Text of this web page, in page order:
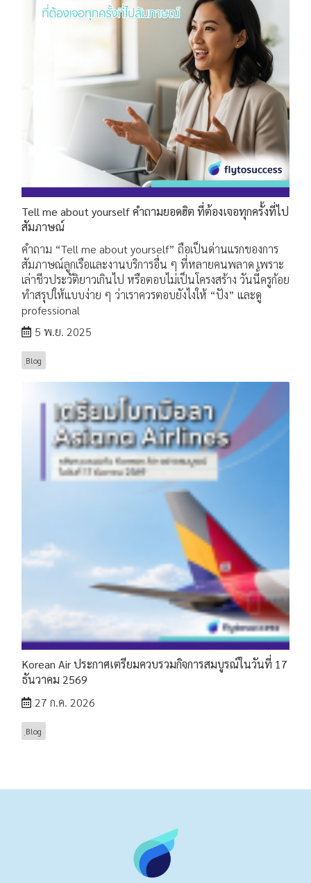
Tell me about yourself คำถามยอดฮิต ที่ต้องเจอทุกครั้งที่ไป
สัมภาษณ์
คำถาม “Tell me about yourself” ถือเป็นด่านแรกของการ
สัมภาษณ์ลูกเรือและงานบริการอื่น ๆ ที่หลายคนพลาด เพราะ
เล่าชีวประวัติยาวเกินไป หรือตอบไม่เป็นโครงสร้าง วันนี้ครูก้อย
ทำสรุปให้แบบง่าย ๆ ว่าเราควรตอบยังไงให้ “ปัง” และดู
professional
5 พ.ย. 2025
ฺBlog
Korean Air ประกาศเตรียมควบรวมกิจการสมบูรณ์ในวันที่ 17
ธันวาคม 2569
27 ก.ค. 2026
ฺBlog